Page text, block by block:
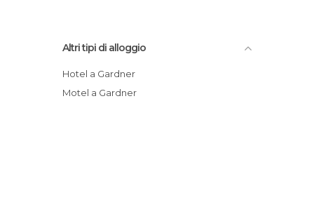
Altri tipi di alloggio
Hotel a Gardner
Motel a Gardner